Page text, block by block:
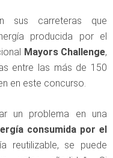
sus carreteras que
producida por el
Mayors Challenge,
entre las más de 150
en este concurso.
un problema en una
consumida por el
reutilizable, se puede